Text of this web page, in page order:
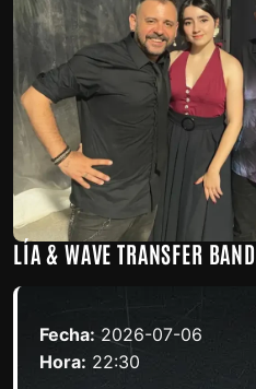
LÍA & WAVE TRANSFER BAND
Fecha:2026-07-06
Hora: 22:30